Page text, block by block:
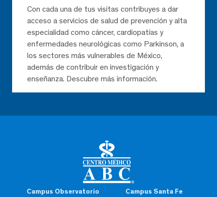
Campus Observatorio Campus Santa Fe
Con cada una de tus visitas contribuyes a dar
acceso a servicios de salud de prevención y alta
especialidad como cáncer, cardiopatías y
enfermedades neurológicas como Parkinson, a
los sectores más vulnerables de México,
además de contribuir en investigación y
enseñanza. Descubre más información.